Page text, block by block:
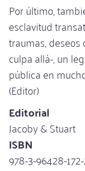
Por último,
esclavitud
traumas,
culpa allá-, un
pública en
(Editor)
Editorial
Jacoby & Stuart
ISBN
978-3-96428-